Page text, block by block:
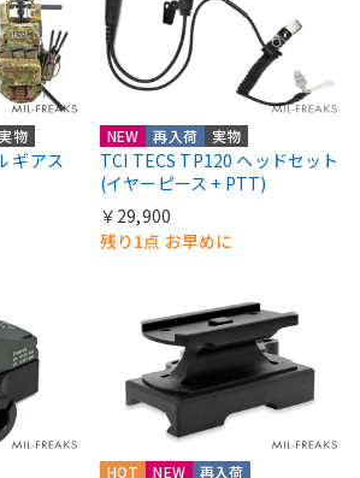
実物
ギアス
NEW 再入荷 実物
TCI TECS TP120 ヘッドセット
(イヤーピース + PTT)
￥29,900
残り1点 お早めに
HOT NEW 再入荷